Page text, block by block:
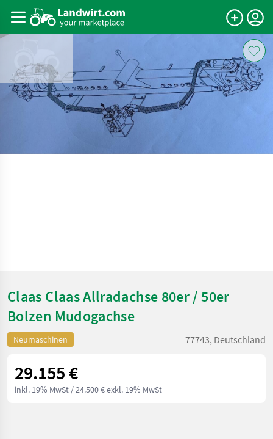
Claas Claas Allradachse 80er / 50er
Bolzen Mudogachse
Neumaschinen 77743, Deutschland
29.155 €
inkl. 19% MwSt / 24.500 € exkl. 19% MwSt